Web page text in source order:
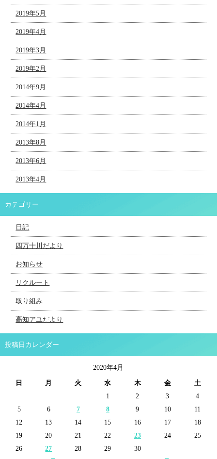
2019年5月
2019年4月
2019年3月
2019年2月
2014年9月
2014年4月
2014年1月
2013年8月
2013年6月
2013年4月
カテゴリー
日記
四万十川だより
お知らせ
リクルート
取り組み
高知アユだより
投稿日カレンダー
2020年4月
日 月 火 水 木 金 土
1 2 3
4
5
6 7 8 9 10
11
12
13 14 15 16 17
18
19
20 21 22 23 24
25
26
27 28 29 30